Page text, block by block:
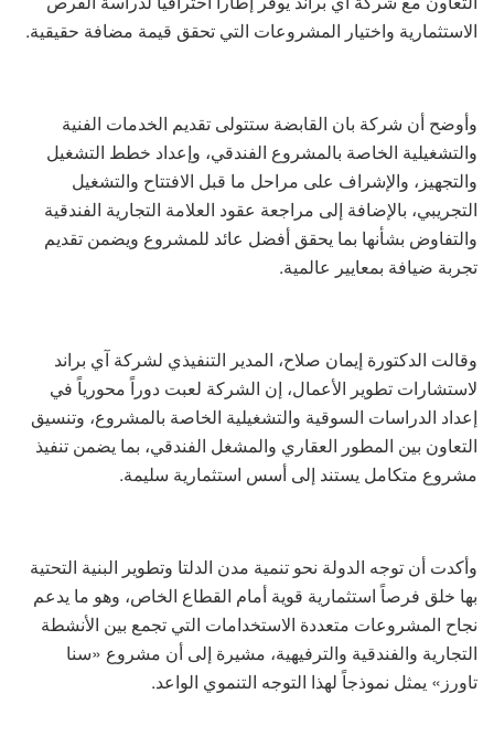
الاستثمارية واختيار المشروعات التي تحقق قيمة مضافة حقيقية.
وأوضح أن شركة بان القابضة ستتولى تقديم الخدمات الفنية
والتشغيلية الخاصة بالمشروع الفندقي، وإعداد خطط التشغيل
والتجهيز، والإشراف على مراحل ما قبل الافتتاح والتشغيل
التجريبي، بالإضافة إلى مراجعة عقود العلامة التجارية الفندقية
والتفاوض بشأنها بما يحقق أفضل عائد للمشروع ويضمن تقديم
تجربة ضيافة بمعايير عالمية.
وقالت الدكتورة إيمان صلاح، المدير التنفيذي لشركة آي براند
لاستشارات تطوير الأعمال، إن الشركة لعبت دوراً محورياً في
إعداد الدراسات السوقية والتشغيلية الخاصة بالمشروع، وتنسيق
التعاون بين المطور العقاري والمشغل الفندقي، بما يضمن تنفيذ
مشروع متكامل يستند إلى أسس استثمارية سليمة.
وأكدت أن توجه الدولة نحو تنمية مدن الدلتا وتطوير البنية التحتية
بها خلق فرصاً استثمارية قوية أمام القطاع الخاص، وهو ما يدعم
نجاح المشروعات متعددة الاستخدامات التي تجمع بين الأنشطة
التجارية والفندقية والترفيهية، مشيرة إلى أن مشروع «سنا
تاورز» يمثل نموذجاً لهذا التوجه التنموي الواعد.